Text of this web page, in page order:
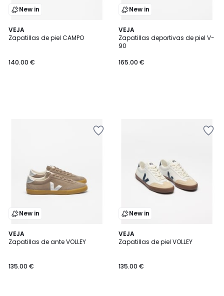
New in
VEJA
Zapatillas de piel CAMPO
140.00 €
New in
VEJA
Zapatillas deportivas de piel V-
90
165.00 €
New in
VEJA
Zapatillas de ante VOLLEY
135.00 €
New in
VEJA
Zapatillas de piel VOLLEY
135.00 €